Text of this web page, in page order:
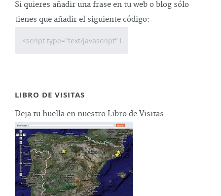
Si quieres añadir una frase en tu web o blog sólo
tienes que añadir el siguiente código:
LIBRO DE VISITAS
Deja tu huella en nuestro Libro de Visitas.